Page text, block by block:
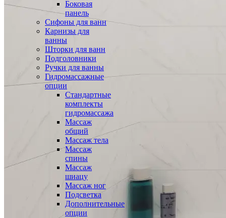
Боковая
панель
Сифоны для ванн
Карнизы для
ванны
Шторки для ванн
Подголовники
Ручки для ванны
Гидромассажные
опции
Стандартные
комплекты
гидромассажа
Массаж
общий
Массаж тела
Массаж
спины
Массаж
шиацу
Массаж ног
Подсветка
Дополнительные
опции